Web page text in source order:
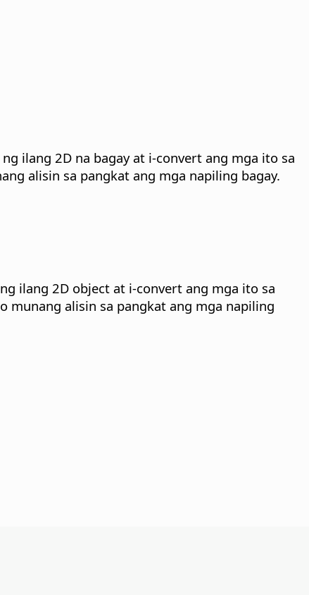
ilang 2D na bagay at i-convert ang mga ito sa
alisin sa pangkat ang mga napiling bagay.
ilang 2D object at i-convert ang mga ito sa
munang alisin sa pangkat ang mga napiling